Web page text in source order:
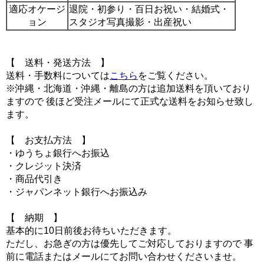
適応オケージ
ョン
退院・初参り・百日お祝い・結婚式・
スタジオ写真撮影・出産祝い
【 送料・発送方法 】
送料・手数料についてはこちら をご覧ください。
※沖縄・北海道・沖縄・離島の方は追加送料を頂いており
ますので 後ほど受注メールにて正式な送料をお知らせ致し
ます。
【 お支払方法 】
・ゆうちょ銀行へお振込
・クレジット決済
・商品代引き
・ジャパンネット銀行へお振込み
【 納期 】
基本的に10日前後お待ちいただきます。
ただし、お急ぎの方は優先してご対応しておりますので 事
前に電話またはメールにてお問い合わせくださいませ。